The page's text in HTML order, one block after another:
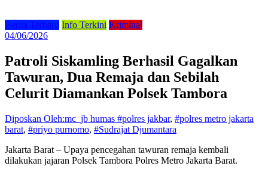
Berita Terbaru Info Terkini Kriminal
04/06/2026
Patroli Siskamling Berhasil Gagalkan
Tawuran, Dua Remaja dan Sebilah
Celurit Diamankan Polsek Tambora
Diposkan Oleh:mc_jb humas #polres jakbar, #polres metro jakarta
barat, #priyo purnomo, #Sudrajat Djumantara
Jakarta Barat – Upaya pencegahan tawuran remaja kembali
dilakukan jajaran Polsek Tambora Polres Metro Jakarta Barat.